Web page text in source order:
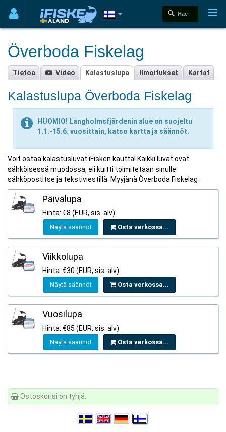
Överboda Fiskelag
Tietoa Video Kalastuslupa Ilmoitukset Kartat
Kalastuslupa Överboda Fiskelag
HUOMIO! Långholmsfjärdenin alue on suojeltu
1.1.-15.6. vuosittain, katso kartta ja säännöt.
Voit ostaa kalastusluvat iFisken kautta! Kaikki luvat ovat
sähköisessä muodossa, eli kuitti toimitetaan sinulle
sähköpostitse ja tekstiviestillä. Myyjänä Överboda Fiskelag .
Päivälupa
Hinta: €8 (EUR, sis. alv)
Näytä säännöt Osta verkossa...
Viikkolupa
Hinta: €30 (EUR, sis. alv)
Näytä säännöt Osta verkossa...
Vuosilupa
Hinta: €85 (EUR, sis. alv)
Näytä säännöt Osta verkossa...
Ostoskorisi on tyhjä.